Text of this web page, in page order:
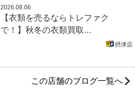
2026.08.06
【衣類を売るならトレファク
で！】秋冬の衣類買取...
摂津店
この店舗のブログ一覧へ